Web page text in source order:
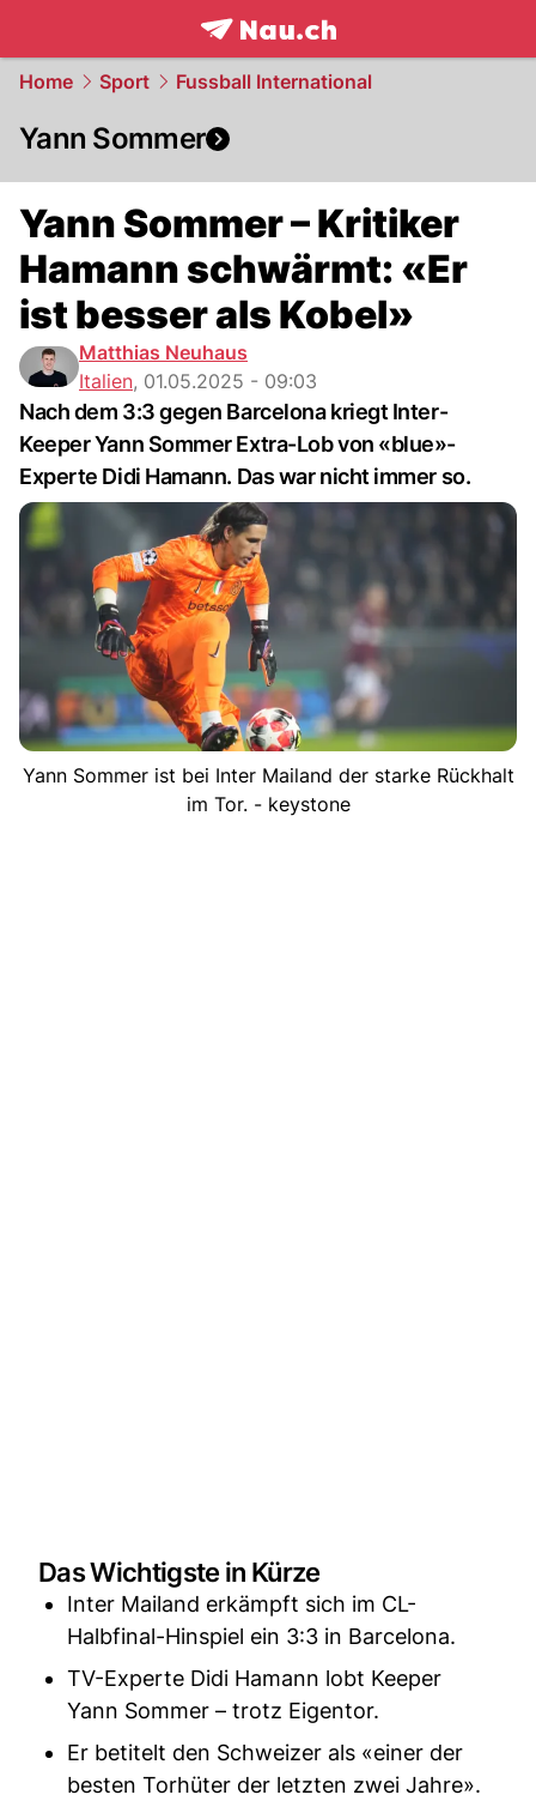
frontpage.NAU.ch
Home Sport Fussball International
Yann Sommer
Yann Sommer – Kritiker
Hamann schwärmt: «Er
ist besser als Kobel»
Matthias Neuhaus
Italien, 01.05.2025 - 09:03
Nach dem 3:3 gegen Barcelona kriegt Inter-
Keeper Yann Sommer Extra-Lob von «blue»-
Experte Didi Hamann. Das war nicht immer so.
Yann Sommer ist bei Inter Mailand der starke Rückhalt
im Tor. - keystone
Das Wichtigste in Kürze
Inter Mailand erkämpft sich im CL-
Halbfinal-Hinspiel ein 3:3 in Barcelona.
TV-Experte Didi Hamann lobt Keeper
Yann Sommer – trotz Eigentor.
Er betitelt den Schweizer als «einer der
besten Torhüter der letzten zwei Jahre».